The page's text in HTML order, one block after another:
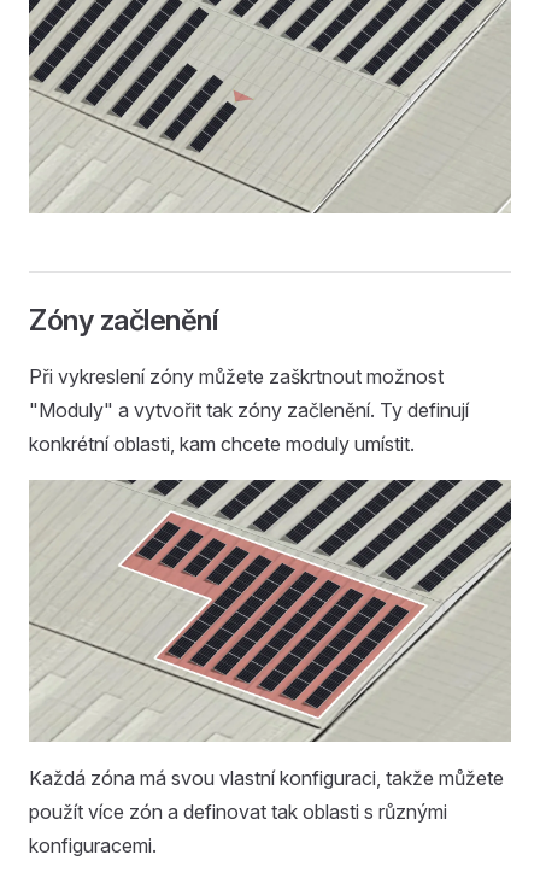
Zóny začlenění
Při vykreslení zóny můžete zaškrtnout možnost
"Moduly" a vytvořit tak zóny začlenění. Ty definují
konkrétní oblasti, kam chcete moduly umístit.
Každá zóna má svou vlastní konfiguraci, takže můžete
použít více zón a definovat tak oblasti s různými
konfiguracemi.